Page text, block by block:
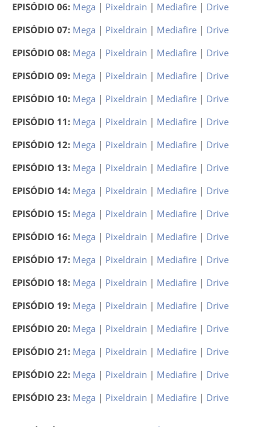
EPISÓDIO 06: Mega | Pixeldrain | Mediafire | Drive
EPISÓDIO 07: Mega | Pixeldrain | Mediafire | Drive
EPISÓDIO 08: Mega | Pixeldrain | Mediafire | Drive
EPISÓDIO 09: Mega | Pixeldrain | Mediafire | Drive
EPISÓDIO 10: Mega | Pixeldrain | Mediafire | Drive
EPISÓDIO 11: Mega | Pixeldrain | Mediafire | Drive
EPISÓDIO 12: Mega | Pixeldrain | Mediafire | Drive
EPISÓDIO 13: Mega | Pixeldrain | Mediafire | Drive
EPISÓDIO 14: Mega | Pixeldrain | Mediafire | Drive
EPISÓDIO 15: Mega | Pixeldrain | Mediafire | Drive
EPISÓDIO 16: Mega | Pixeldrain | Mediafire | Drive
EPISÓDIO 17: Mega | Pixeldrain | Mediafire | Drive
EPISÓDIO 18: Mega | Pixeldrain | Mediafire | Drive
EPISÓDIO 19: Mega | Pixeldrain | Mediafire | Drive
EPISÓDIO 20: Mega | Pixeldrain | Mediafire | Drive
EPISÓDIO 21: Mega | Pixeldrain | Mediafire | Drive
EPISÓDIO 22: Mega | Pixeldrain | Mediafire | Drive
EPISÓDIO 23: Mega | Pixeldrain | Mediafire | Drive